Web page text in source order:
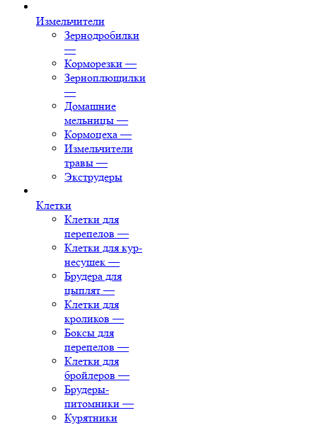
Измельчители
Зернодробилки
—
Корморезки —
Зерноплющилки
—
Домашние
мельницы —
Кормоцеха —
Измельчители
травы —
Экструдеры
Клетки
Клетки для
перепелов —
Клетки для кур-
несушек —
Брудера для
цыплят —
Клетки для
кроликов —
Боксы для
перепелов —
Клетки для
бройлеров —
Брудеры-
питомники —
Курятники